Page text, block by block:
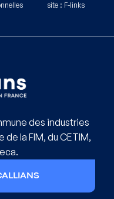
site : F-links
des industries
la FIM, du CETIM,